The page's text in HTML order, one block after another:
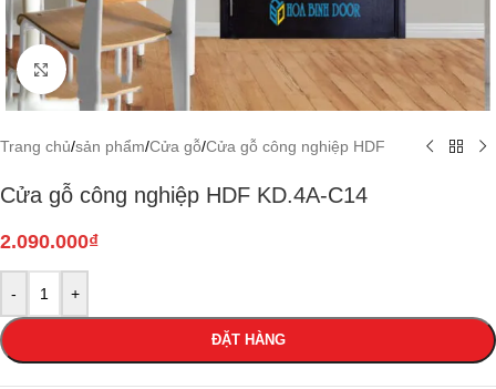
Click to enlarge
Trang chủ/sản phẩm/Cửa gỗ/Cửa gỗ công nghiệp HDF
Cửa gỗ công nghiệp HDF KD.4A-C14
2.090.000₫
- +
ĐẶT HÀNG